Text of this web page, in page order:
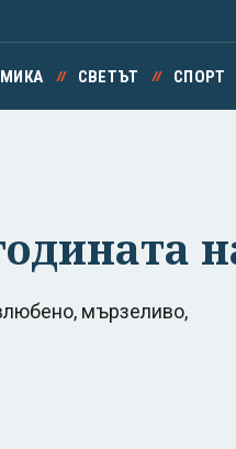
СВЕТЪТ СПОРТ
мързеливо,